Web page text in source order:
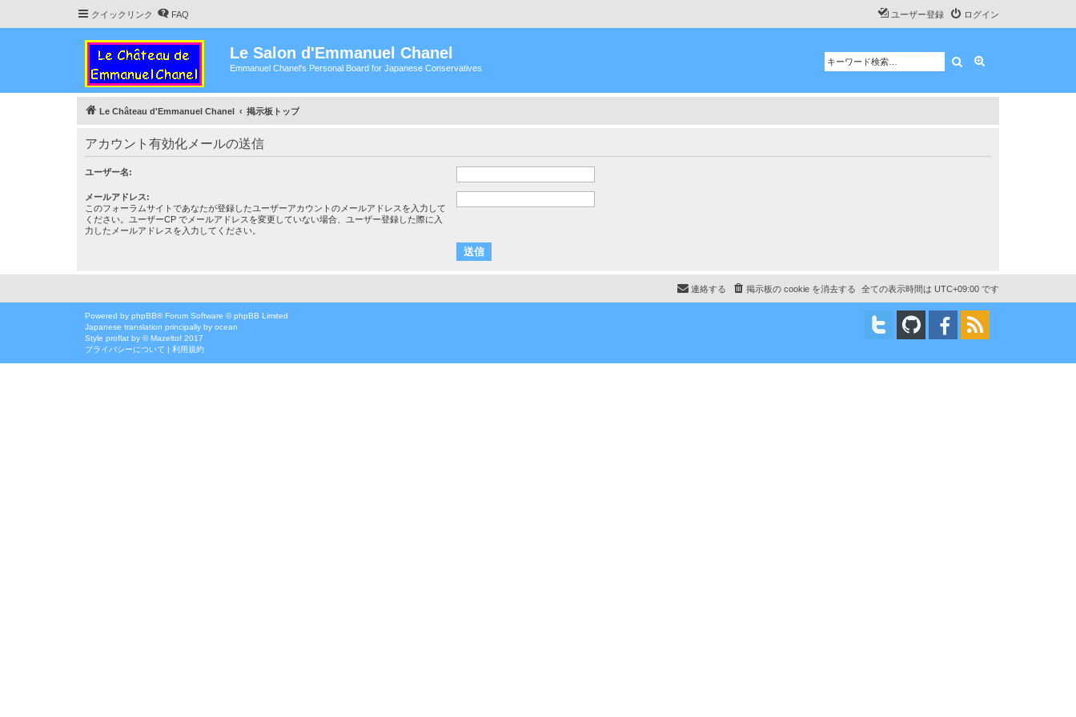
クイックリンク FAQ ログイン
ユーザー登録
Le Salon d'Emmanuel Chanel
Emmanuel Chanel's Personal Board for Japanese Conservatives 検索
Le Château d'Emmanuel Chanel 掲示板トップ
アカウント有効化メールの送信
ユーザー名:
メールアドレス:
このフォーラムサイトであなたが登録したユーザーアカウントのメールアドレスを入力して
ください。ユーザーCP でメールアドレスを変更していない場合、ユーザー登録した際に入
力したメールアドレスを入力してください。
全ての表示時間は UTC+09:00 です
掲示板の cookie を消去する
連絡する
Powered by phpBB® Forum Software © phpBB Limited
Japanese translation principally by ocean
Style proflat by ©Mazeltof 2017
プライバシーについて | 利用規約